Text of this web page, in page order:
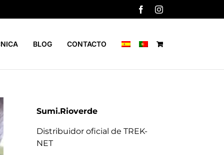
FacebookInstagram
BLOG CONTACTO
Sumi.Rioverde
Distribuidor oficial de TREK-
NET